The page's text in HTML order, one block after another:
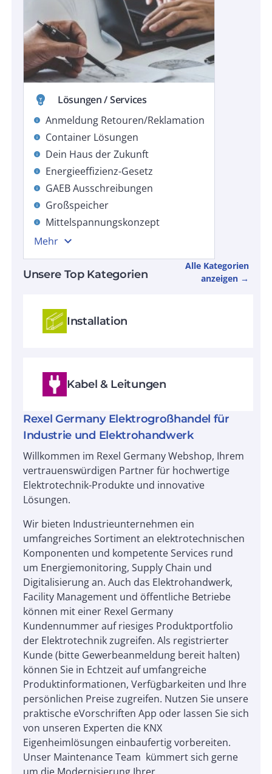
emoji_objects Lösungen / Services
info Anmeldung Retouren/Reklamation
info Container Lösungen
info Dein Haus der Zukunft
info Energieeffizienz-Gesetz
info GAEB Ausschreibungen
info Großspeicher
info
Mittelspannungskonzept
Mehr expand_more
Unsere Top Kategorien
Alle Kategorien
anzeigen →
Installation
Kabel & Leitungen
Rexel Germany Elektrogroßhandel für
Industrie und Elektrohandwerk
Willkommen im Rexel Germany Webshop, Ihrem
vertrauenswürdigen Partner für hochwertige
Elektrotechnik-Produkte und innovative
Lösungen.
Wir bieten Industrieunternehmen ein
umfangreiches Sortiment an elektrotechnischen
Komponenten und kompetente Services rund
um Energiemonitoring, Supply Chain und
Digitalisierung an. Auch das Elektrohandwerk,
Facility Management und öffentliche Betriebe
können mit einer Rexel Germany
Kundennummer auf riesiges Produktportfolio
der Elektrotechnik zugreifen. Als registrierter
Kunde (bitte Gewerbeanmeldung bereit halten)
können Sie in Echtzeit auf umfangreiche
Produktinformationen, Verfügbarkeiten und Ihre
persönlichen Preise zugreifen. Nutzen Sie unsere
praktische eVorschriften App oder lassen Sie sich
von unseren Experten die KNX
Eigenheimlösungen einbaufertig vorbereiten.
Unser Maintenance Team kümmert sich gerne